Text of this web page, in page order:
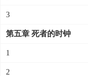
3
第五章 死者的时钟
1
2